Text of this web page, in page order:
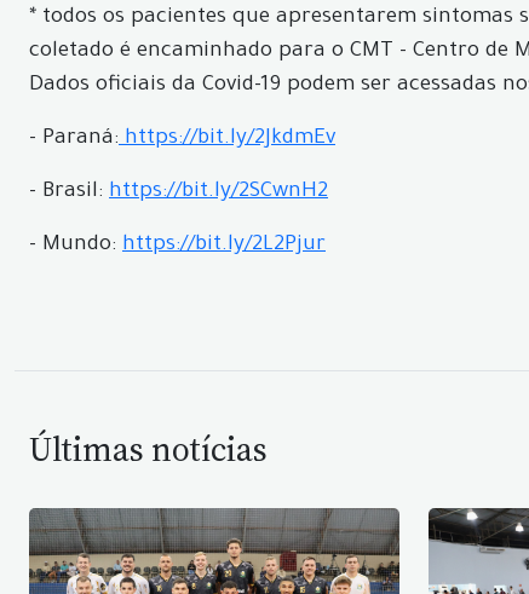
* todos os pacientes que apresentarem sintomas
coletado é encaminhado para o CMT - Centro de
Dados oficiais da Covid-19 podem ser acessadas
- Paraná:https://bit.ly/2JkdmEv
- Brasil: https://bit.ly/2SCwnH2
- Mundo: https://bit.ly/2L2Pjur
Últimas notícias